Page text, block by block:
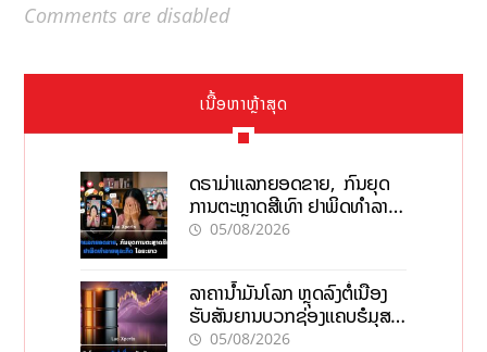
Comments are disabled
ເນື້ອຫາຫຼ້າສຸດ
ດຣາມ່າແລກຍອດຂາຍ, ກົນຍຸດ
ການຕະຫຼາດສີເທົາ ຢາພິດທຳລາຍ
ທຸລະກິດ ໄລຍະຍາວ
05/08/2026
ລາຄານ້ຳມັນໂລກ ຫຼຸດລົງຕໍ່ເນື່ອງ
ຮັບສັນຍານບວກຊ່ອງແຄບຮໍມຸສ
ຈັບຕາລາຄາໃນລາວ
05/08/2026